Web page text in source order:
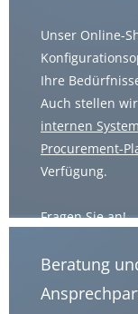
Unser Online-
Ihre
Auch stellen
internen
Procurement-
Verfügung.
Fragen Sie an!
Beratung